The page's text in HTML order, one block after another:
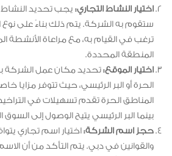
اختيار النشاط التجاري: يجب تحديد النشاط
ستقوم به الشركة. يتم ذلك بناءً على نوع
ترغب في القيام به، مع مراعاة الأنشطة
المنطقة المحددة.
اختيار الموقع:تحديد مكان عمل الشركة
الحرة أو البر الرئيسي، حيث تتوفر مزايا
المناطق الحرة تقدم تسهيلات في
بينما البر الرئيسي يتيح الوصول إلى
حجز اسم الشركة: اختيار اسم تجاري
والقوانين في دبي. يتم التأكد من أن